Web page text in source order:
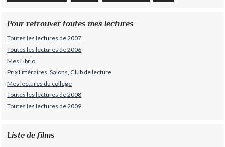
Pour retrouver toutes mes lectures
Toutes les lectures de 2007
Toutes les lectures de 2006
Mes Librio
Prix Littéraires, Salons, Club de lecture
Mes lectures du collège
Toutes les lectures de 2008
Toutes les lectures de 2009
Liste de films